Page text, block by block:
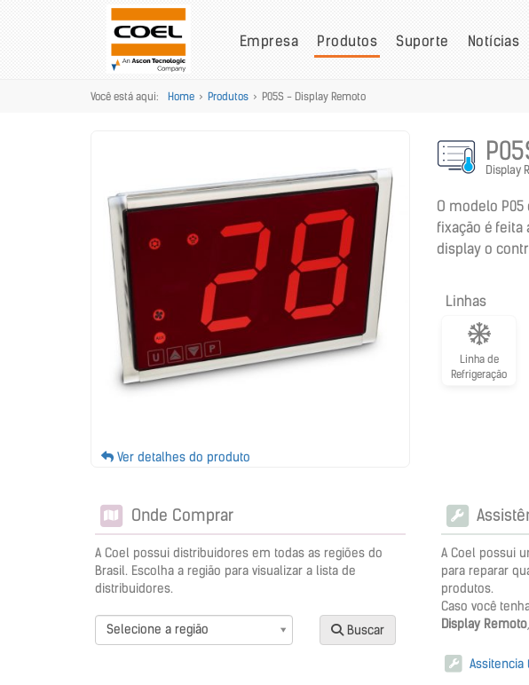
Empresa Produtos Suporte Notícias
Você está aqui: Home > Produtos > P05S - Display Remoto
Ver detalhes do produto
Display
O modelo
fixação é
display o
Linhas
Linha de
Refrigeração
Onde Comprar
A Coel possui distribuidores em todas as regiões do
Brasil. Escolha a região para visualizar a lista de
distribuidores.
Selecione a região Buscar
A Coel possui
para reparar
produtos.
Caso você
Display Remoto
Assitencia